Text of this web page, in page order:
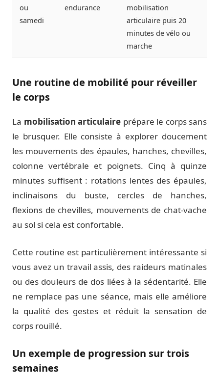
ou
samedi
endurance
mobilisation
articulaire puis 20
minutes de vélo ou
marche
Une routine de mobilité pour réveiller
le corps
La mobilisation articulaire prépare le corps sans
le brusquer. Elle consiste à explorer doucement
les mouvements des épaules, hanches, chevilles,
colonne vertébrale et poignets. Cinq à quinze
minutes suffisent : rotations lentes des épaules,
inclinaisons du buste, cercles de hanches,
flexions de chevilles, mouvements de chat-vache
au sol si cela est confortable.
Cette routine est particulièrement intéressante si
vous avez un travail assis, des raideurs matinales
ou des douleurs de dos liées à la sédentarité. Elle
ne remplace pas une séance, mais elle améliore
la qualité des gestes et réduit la sensation de
corps rouillé.
Un exemple de progression sur trois
semaines